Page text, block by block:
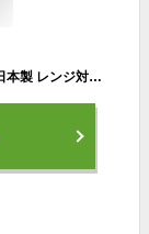
お弁当箱 保冷剤付き ジェルクール ドームL 900ml 日本製 レンジ対応 食洗器対応 弁当箱 保冷蓋 保冷剤一体型 保冷ランチボックス GEL-COOL dome L ドーム型 かわいい 大人 女子 メンズ 男子 おしゃれ 子供 ネイビー ブラック 白 保温 保冷 夏